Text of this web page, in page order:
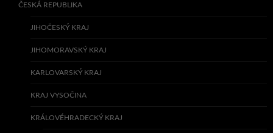
ČESKÁ REPUBLIKA
JIHOČESKÝ KRAJ
JIHOMORAVSKÝ KRAJ
KARLOVARSKÝ KRAJ
KRAJ VYSOČINA
KRÁLOVÉHRADECKÝ KRAJ